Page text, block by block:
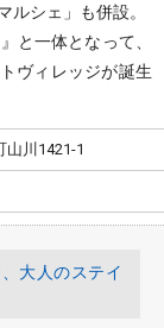
ルシェ」も併設。
と一体となって、
ヴィレッジが誕生
山川1421-1
大人のステイ